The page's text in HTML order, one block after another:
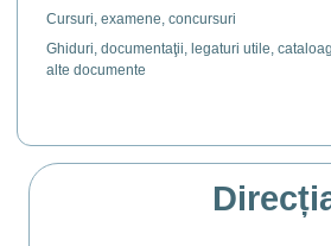
Cursuri, examene, concursuri
Ghiduri, documentaţii, legaturi utile,
alte documente